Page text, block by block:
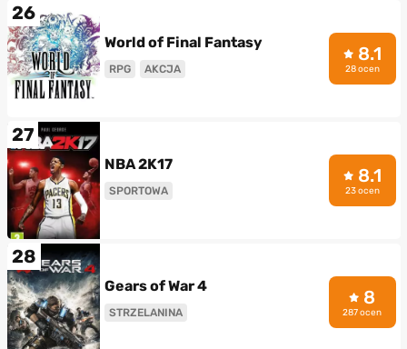
26
World of Final Fantasy
RPG AKCJA
8.1
28 ocen
27
NBA 2K17
SPORTOWA
8.1
23 ocen
28
Gears of War 4
STRZELANINA
8
287 ocen